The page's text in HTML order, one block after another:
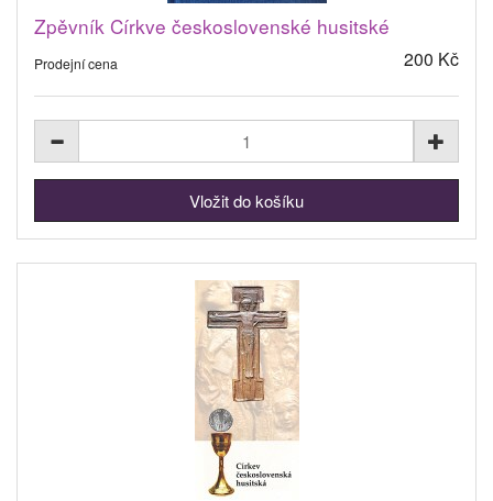
Zpěvník Církve československé husitské
Prodejní cena 200 Kč